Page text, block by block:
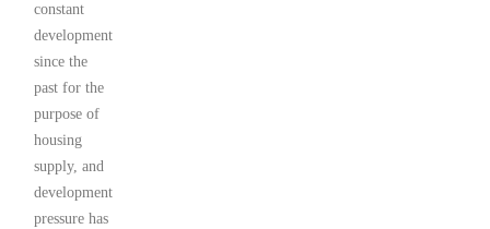
constant
development
since the
past for the
purpose of
housing
supply, and
development
pressure has